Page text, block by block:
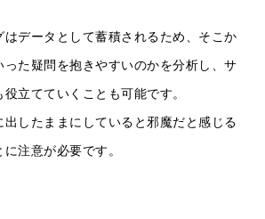
はデータとして蓄積されるため、そこか
った疑問を抱きやすいのかを分析し、サ
立てていくことも可能です。
出したままにしていると邪魔だと感じる
注意が必要です。